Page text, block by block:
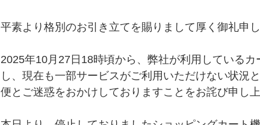
平素より格別のお引き立てを賜りまして厚く御礼申し
2025年10月27日18時頃から、弊社が利用している
し、現在も一部サービスがご利用いただけない状況
便とご迷惑をおかけしておりますことをお詫び申し上